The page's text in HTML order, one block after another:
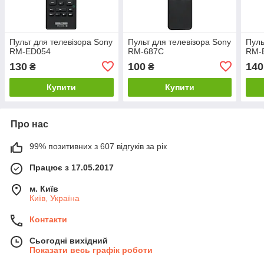
Пульт для телевізора Sony
RM-ED054
130 ₴
Купити
Пульт для телевізора Sony
RM-687C
100₴
Купити
RM-
140
Про нас
99% позитивних з 607 відгуків за рік
Працює з 17.05.2017
м. Київ
Київ, Україна
Контакти
Сьогодні вихідний
Показати весь графік роботи